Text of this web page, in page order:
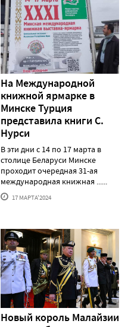
На Международной
книжной ярмарке в
Минске Турция
представила книги С.
Нурси
В эти дни с 14 по 17 марта в
столице Беларуси Минске
проходит очередная 31-ая
международная книжная ......
17 МАРТА'2024
Новый король Малайзии